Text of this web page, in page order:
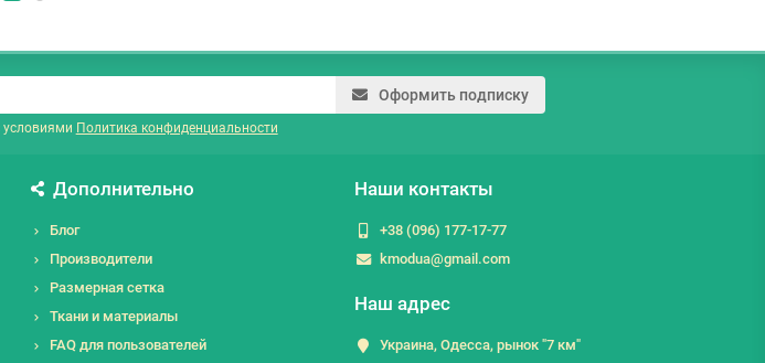
Оформить подписку
условиями Политика конфиденциальности
Дополнительно
Блог
Производители
Размерная сетка
Ткани и материалы
FAQ для пользователей
Наши контакты
+38 (096) 177-17-77
kmodua@gmail.com
Наш адрес
Украина, Одесса, рынок "7 км"